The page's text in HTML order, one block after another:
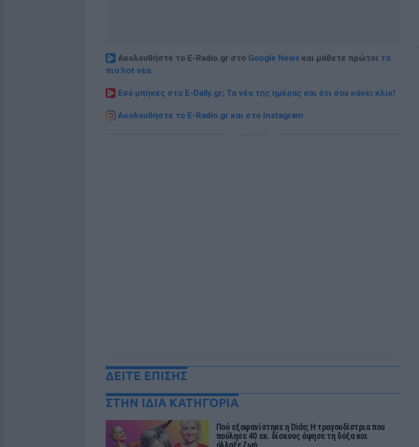
Ακολουθήστε το E-Radio.gr στο Google News και μάθετε πρώτοι τα
πιο hot νέα.
Εσύ μπήκες στο E-Daily.gr; Τα νέα της ημέρας και ότι σου κάνει κλικ!
Ακολουθήστε το E-Radio.gr και στο Instagram
ΔΕΙΤΕ ΕΠΙΣΗΣ
ΣΤΗΝ ΙΔΙΑ ΚΑΤΗΓΟΡΙΑ
Πού εξαφανίστηκε η Dido; Η τραγουδίστρια που
πούλησε 40 εκ. δίσκους άφησε τη δόξα και
άλλαξε ζωή